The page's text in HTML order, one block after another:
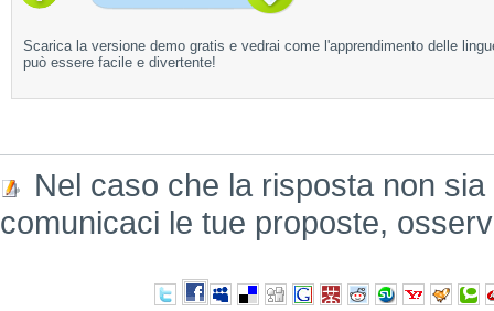
Scarica la versione demo gratis e vedrai come l'apprendimento delle
può essere facile e divertente!
Nel caso che la risposta non
comunicaci le tue proposte,